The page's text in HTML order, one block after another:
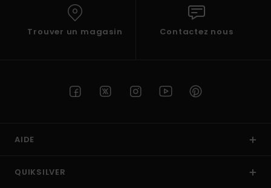
Trouver un magasin Contactez nous
AIDE
QUIKSILVER